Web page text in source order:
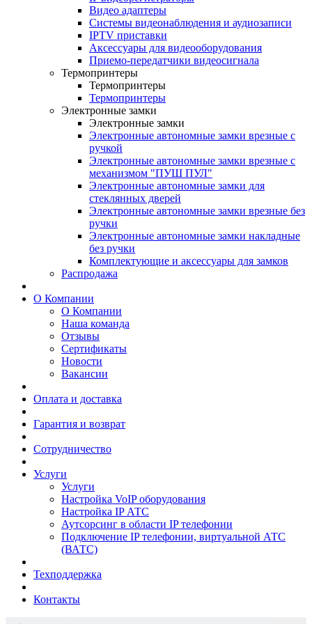
Видео адаптеры
Системы видеонаблюдения и аудиозаписи
IPTV приставки
Аксессуары для видеооборудования
Приемо-передатчики видеосигнала
Термопринтеры
Термопринтеры
Термопринтеры
Электронные замки
Электронные замки
Электронные автономные замки врезные с
ручкой
Электронные автономные замки врезные с
механизмом "ПУШ ПУЛ"
Электронные автономные замки для
стеклянных дверей
Электронные автономные замки врезные без
ручки
Электронные автономные замки накладные
без ручки
Комплектующие и аксессуары для замков
Распродажа
О Компании
О Компании
Наша команда
Отзывы
Сертификаты
Новости
Вакансии
Оплата и доставка
Гарантия и возврат
Сотрудничество
Услуги
Услуги
Настройка VoIP оборудования
Настройка IP АТС
Аутсорсинг в области IP телефонии
Подключение IP телефонии, виртуальной АТС
(ВАТС)
Техподдержка
Контакты